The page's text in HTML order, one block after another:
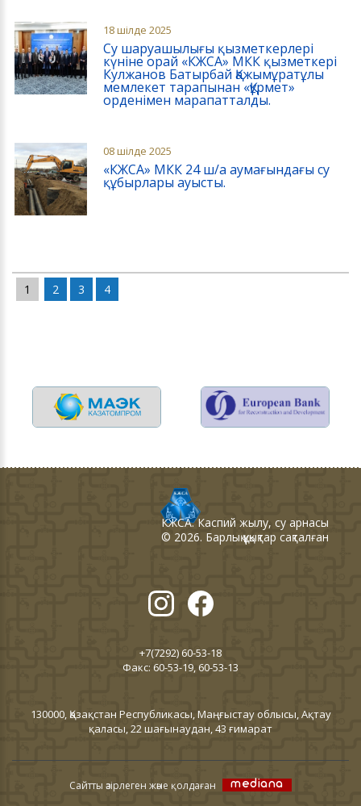
18 шілде 2025
Су шаруашылығы қызметкерлері
күніне орай «КЖСА» МКК қызметкері
Кулжанов Батырбай Қажымұратұлы
мемлекет тарапынан «Құрмет»
орденімен марапатталды.
08 шілде 2025
«КЖСА» МКК 24 ш/а аумағындағы су
құбырлары ауысты.
1 2 3 4
КЖСА. Каспий жылу, су арнасы
© 2026. Барлық құқықтар сақталған
+7(7292) 60-53-18
Факс: 60-53-19, 60-53-13
130000, Қазақстан Республикасы, Маңғыстау облысы, Ақтау
қаласы, 22 шағынаудан, 43 ғимарат
Сайтты әзірлеген және қолдаған mediana